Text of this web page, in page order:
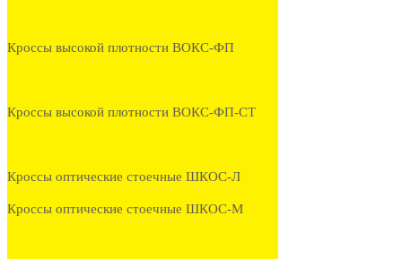
Кроссы высокой плотности ВОКС-ФП
Кроссы высокой плотности ВОКС-ФП-СТ
Кроссы оптические стоечные ШКОС-Л
Кроссы оптические стоечные ШКОС-М